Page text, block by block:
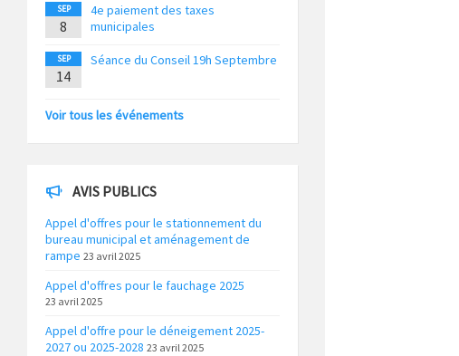
SEP
8
4e paiement des taxes
municipales
SEP
14
Séance du Conseil 19h Septembre
Voir tous les événements
AVIS PUBLICS
Appel d'offres pour le stationnement du
bureau municipal et aménagement de
rampe 23 avril 2025
Appel d'offres pour le fauchage 2025
23 avril 2025
Appel d'offre pour le déneigement 2025-
2027 ou 2025-2028 23 avril 2025